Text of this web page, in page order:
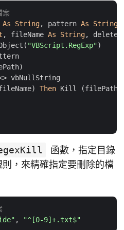
案
As String, pattern As String
, fileName As String,
"VBScript.RegExp")
vbNullString
Then Kill (filePath
函數，指定目錄
，來精確指定要刪除的檔
, "^[0-9]+.txt$"